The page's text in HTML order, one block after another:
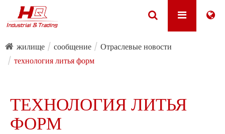
жилище сообщение
Отраслевые новости
технология литья форм
ТЕХНОЛОГИЯ ЛИТЬЯ
ФОРМ